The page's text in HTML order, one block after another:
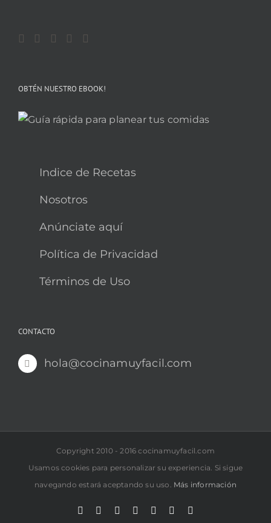
OBTÉN NUESTRO EBOOK!
Indice de Recetas
Nosotros
Anúnciate aquí
Política de Privacidad
Términos de Uso
CONTACTO
hola@cocinamuyfacil.com
Copyright 2010 - 2016 cocinamuyfacil.com
Usamos cookies para personalizar su experiencia. Si sigue
navegando estará aceptando su uso. Más información
Rss
CorreoYouTubePinterestInstagram